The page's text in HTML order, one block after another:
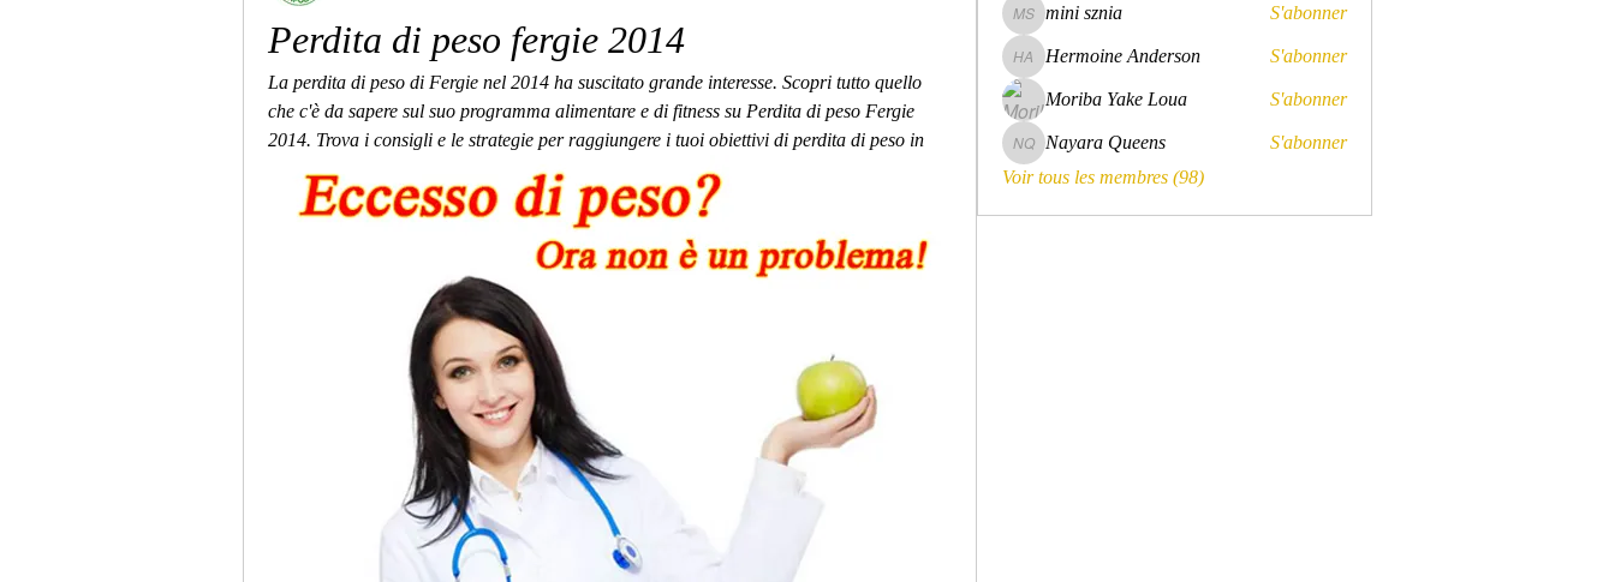
Perdita di peso fergie 2014
La perdita di peso di Fergie nel 2014 ha suscitato grande interesse. Scopri tutto quello
che c'è da sapere sul suo programma alimentare e di fitness su Perdita di peso Fergie
2014. Trova i consigli e le strategie per raggiungere i tuoi obiettivi di perdita di peso in
mini sznia
mini sznia S'abonner
Hermoine Anderson
Hermoine Anderson S'abonner
Moriba Yake Loua S'abonner
Nayara Queens
Nayara Queens
S'abonner
Voir tous les membres (98)